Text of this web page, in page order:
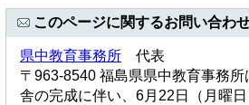
このページに関するお問い合わ
県中教育事務所 代表
〒963-8540 福島県県中教育事務
舎の完成に伴い、6月22日（月曜日